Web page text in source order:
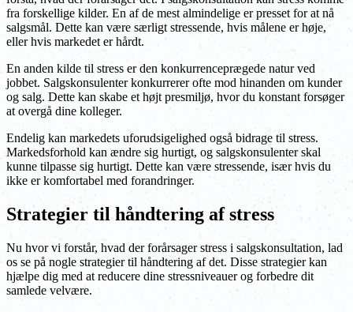
fra forskellige kilder. En af de mest almindelige er presset for at nå
salgsmål. Dette kan være særligt stressende, hvis målene er høje,
eller hvis markedet er hårdt.
En anden kilde til stress er den konkurrenceprægede natur ved
jobbet. Salgskonsulenter konkurrerer ofte mod hinanden om kunder
og salg. Dette kan skabe et højt presmiljø, hvor du konstant forsøger
at overgå dine kolleger.
Endelig kan markedets uforudsigelighed også bidrage til stress.
Markedsforhold kan ændre sig hurtigt, og salgskonsulenter skal
kunne tilpasse sig hurtigt. Dette kan være stressende, især hvis du
ikke er komfortabel med forandringer.
Strategier til håndtering af stress
Nu hvor vi forstår, hvad der forårsager stress i salgskonsultation, lad
os se på nogle strategier til håndtering af det. Disse strategier kan
hjælpe dig med at reducere dine stressniveauer og forbedre dit
samlede velvære.